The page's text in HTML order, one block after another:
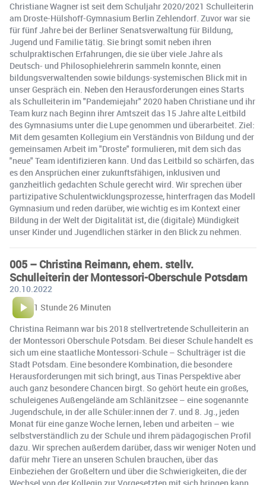
Christiane Wagner ist seit dem Schuljahr 2020/2021 Schulleiterin
am Droste-Hülshoff-Gymnasium Berlin Zehlendorf. Zuvor war sie
für fünf Jahre bei der Berliner Senatsverwaltung für Bildung,
Jugend und Familie tätig. Sie bringt somit neben ihren
schulpraktischen Erfahrungen, die sie über viele Jahre als
Deutsch- und Philosophielehrerin sammeln konnte, einen
bildungsverwaltenden sowie bildungs-systemischen Blick mit in
unser Gespräch ein. Neben den Herausforderungen eines Starts
als Schulleiterin im "Pandemiejahr" 2020 haben Christiane und ihr
Team kurz nach Beginn ihrer Amtszeit das 15 Jahre alte Leitbild
des Gymnasiums unter die Lupe genommen und überarbeitet. Ziel:
Mit dem gesamten Kollegium ein Verständnis von Bildung und der
gemeinsamen Arbeit im "Droste" formulieren, mit dem sich das
"neue" Team identifizieren kann. Und das Leitbild so schärfen, das
es den Ansprüchen einer zukunftsfähigen, inklusiven und
ganzheitlich gedachten Schule gerecht wird. Wir sprechen über
partizipative Schulentwicklungsprozesse, hinterfragen das Modell
Gymnasium und reden darüber, wie wichtig es im Kontext einer
Bildung in der Welt der Digitalität ist, die (digitale) Mündigkeit
unser Kinder und Jugendlichen stärker in den Blick zu nehmen.
005 – Christina Reimann, ehem. stellv.
Schulleiterin der Montessori-Oberschule Potsdam
20.10.2022
1 Stunde 26 Minuten
Christina Reimann war bis 2018 stellvertretende Schulleiterin an
der Montessori Oberschule Potsdam. Bei dieser Schule handelt es
sich um eine staatliche Montessori-Schule – Schulträger ist die
Stadt Potsdam. Eine besondere Kombination, die besondere
Herausforderungen mit sich bringt, aus Tinas Perspektive aber
auch ganz besondere Chancen birgt. So gehört heute ein großes,
schuleigenes Außengelände am Schlänitzsee – eine sogenannte
Jugendschule, in der alle Schüler:innen der 7. und 8. Jg., jeden
Monat für eine ganze Woche lernen, leben und arbeiten – wie
selbstverständlich zu der Schule und ihrem pädagogischen Profil
dazu. Wir sprechen außerdem darüber, dass wir weniger Noten und
dafür mehr Tiere an unseren Schulen brauchen, über das
Einbeziehen der Großeltern und über die Schwierigkeiten, die der